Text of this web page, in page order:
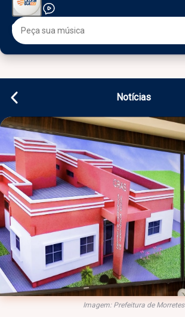
Notícias
Imagem: Prefeitura de Morretes